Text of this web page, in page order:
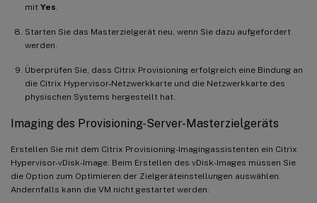
mit Yes.
Starten Sie das Masterzielgerät neu, wenn Sie dazu aufgefordert
werden.
Überprüfen Sie, dass Citrix Provisioning erfolgreich eine Bindung an
die Citrix Hypervisor-Netzwerkkarte und die Netzwerkkarte des
physischen Systems hergestellt hat.
Imaging des Provisioning-Server-Masterzielgeräts
Erstellen Sie mit dem Citrix Provisioning-Imagingassistenten ein Citrix
Hypervisor-vDisk-Image. Beim Erstellen des vDisk-Images müssen Sie
die Option zum Optimieren der Zielgeräteinstellungen auswählen.
Andernfalls kann die VM nicht gestartet werden.